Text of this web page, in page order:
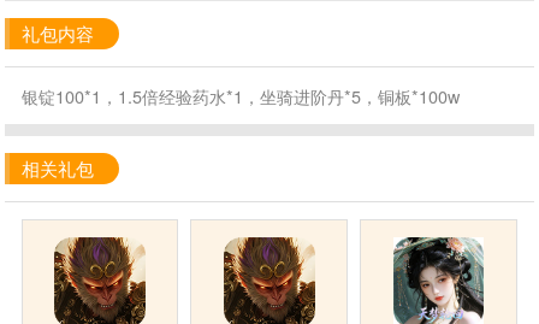
礼包内容
银锭100*1，1.5倍经验药水*1，坐骑进阶丹*5，铜板*100w
相关礼包